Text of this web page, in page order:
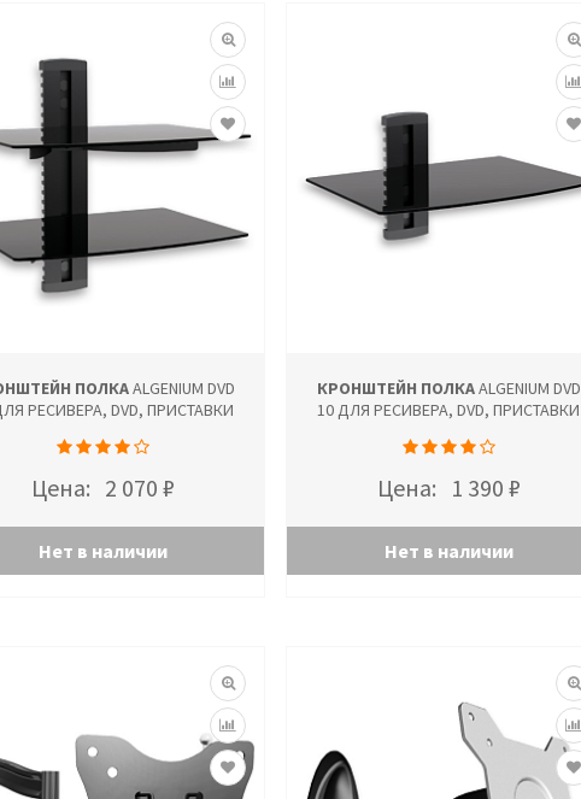
ПОЛКАALGENIUM DVD
РЕСИВЕРА, DVD, ПРИСТАВКИ
Цена: 2 070 ₽
Нет в наличии
КРОНШТЕЙН ПОЛКАALGENIUM DVD
10 ДЛЯ РЕСИВЕРА, DVD, ПРИСТАВКИ
Цена: 1 390 ₽
Нет в наличии